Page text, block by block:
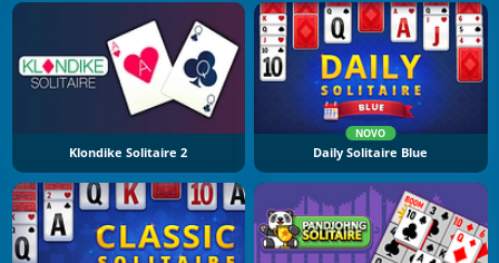
Klondike Solitaire 2
NOVO
Daily Solitaire Blue